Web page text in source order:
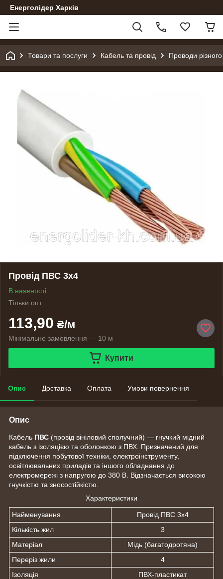
Енерголідер Харків
Товари та послуги Кабель та провід Проводи
Провід ПВС 3х4
В наявності
Тільки опт
113,90 ₴/м
Мінімальне замовлення — 10 м
Купити
Опис Доставка Оплата Умови повернення
Опис
Кабель ПВС (провід вініловий сполучний) — гнучкий мідний
кабель з ізоляцією та оболонкою з ПВХ. Призначений для
підключення побутової техніки, електроінструменту,
освітлювальних приладів та іншого обладнання до
електромережі з напругою до 380 В. Відзначається високою
гнучкістю та зносостійкістю.
Характеристики
Найменування
Провід ПВС 3х4
Кількість жил
3
Матеріал
Мідь (багатодротяна)
Переріз жили
4
Ізоляція
ПВХ-пластикат